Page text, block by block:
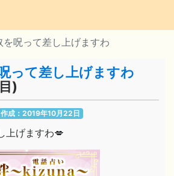
を呪って差し上げますわ
って差し上げますわ
)
作成：2019年10月22日
上げますわ💋